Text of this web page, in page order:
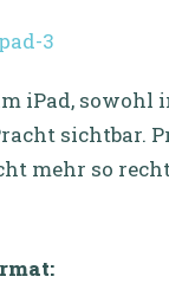
iPad, sowohl
sichtbar.
mehr so